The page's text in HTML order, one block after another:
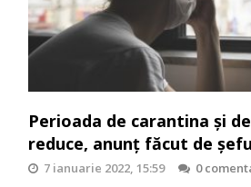
Perioada de carantina și
reduce, anunț făcut de
7 ianuarie 2022, 15:59
0